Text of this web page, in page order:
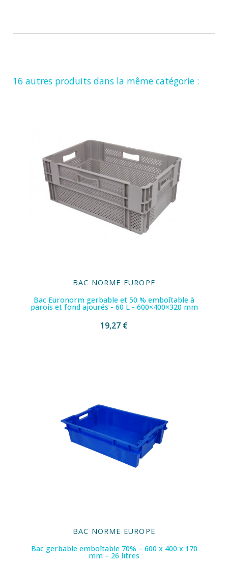
16 autres produits dans la même catégorie :
BAC NORME EUROPE
Bac Euronorm gerbable et 50 % emboîtable à
parois et fond ajourés - 60 L - 600×400×320 mm
19,27 €
BAC NORME EUROPE
Bac gerbable emboîtable 70% – 600 x 400 x 170
mm – 26 litres